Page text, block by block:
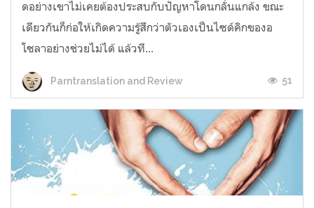
ดอย่างเขาไม่เคยต้องประสบกับปัญหาโดนกลั่นแกล้ง ขณะ
เดียวกันก็ก่อให้เกิดความรู้สึกว่าตัวเองเป็นไซด์คิกของอ
โซลาอย่างช่วยไม่ได้ แล้วที...
Parntranslation and Review 51